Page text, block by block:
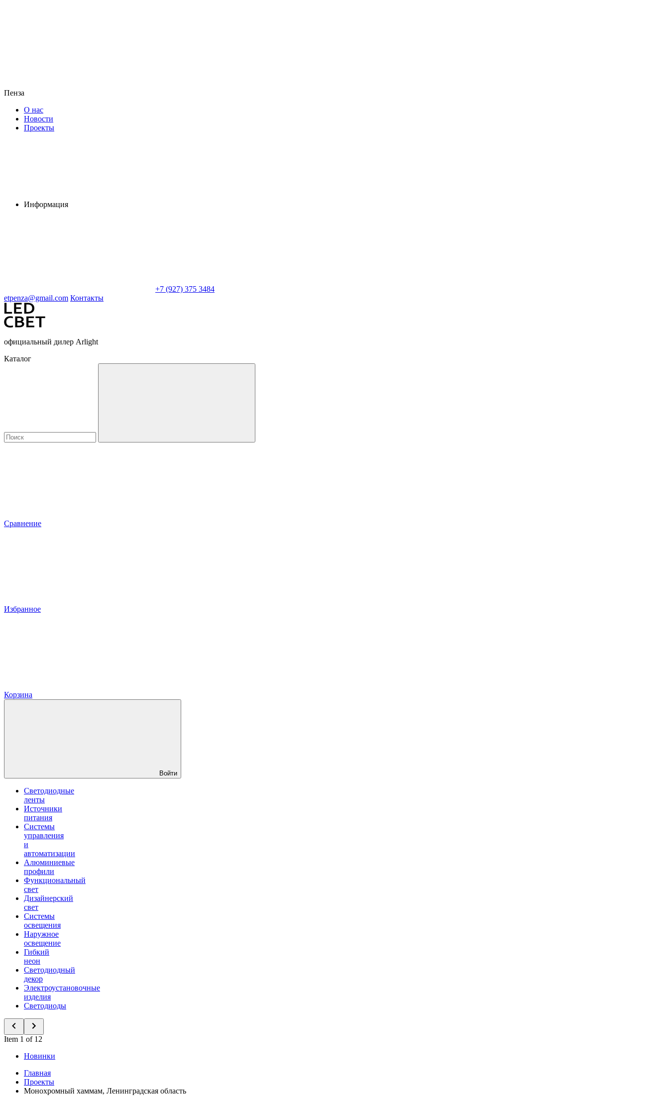
Пенза
О нас
Новости
Проекты
Информация
+7 (927) 375 3484
etpenza@gmail.com Контакты
официальный дилер Arlight
Каталог
Сравнение
Избранное
Корзина
Войти
Светодиодные
ленты
Источники
питания
Системы
управления
и
автоматизации
Алюминиевые
профили
Функциональный
свет
Дизайнерский
свет
Системы
освещения
Наружное
освещение
Гибкий
неон
Светодиодный
декор
Электроустановочные
изделия
Светодиоды
Item 1 of 12
Новинки
Главная
Проекты
Монохромный хаммам, Ленинградская область